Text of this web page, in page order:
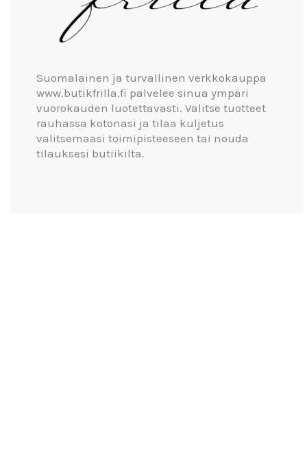
Suomalainen ja turvallinen verkkokauppa
www.butikfrilla.fi palvelee sinua ympäri
vuorokauden luotettavasti. Valitse tuotteet
rauhassa kotonasi ja tilaa kuljetus
valitsemaasi toimipisteeseen tai nouda
tilauksesi butiikilta.